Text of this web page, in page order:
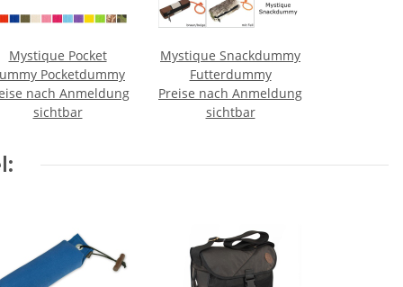
Mystique Pocket
Pocketdummy
nach Anmeldung
sichtbar
Mystique Snackdummy
Futterdummy
Preise nach Anmeldung
sichtbar